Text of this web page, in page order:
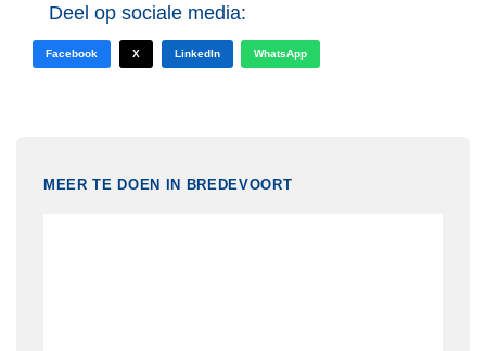
Deel op sociale media:
Facebook X LinkedIn WhatsApp
MEER TE DOEN IN BREDEVOORT